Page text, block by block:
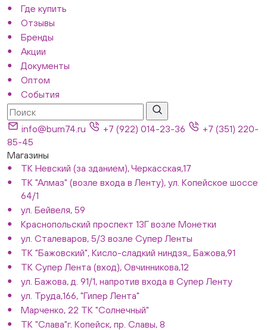
Где купить
Отзывы
Бренды
Акции
Документы
Оптом
События
info@bum74.ru +7 (922) 014-23-36
+7 (351) 220-
85-45
Магазины
ТК Невский (за зданием), Черкасская,17
ТК "Алмаз" (возле входа в Ленту), ул. Копейское шоссе
64/1
ул. Бейвеля, 59
Краснопольский проспект 13Г возле Монетки
ул. Сталеваров, 5/3 возле Супер Ленты
ТК "Бажовский", Кисло-сладкий ниндзя,, Бажова,91
ТК Супер Лента (вход), Овчинникова,12
ул. Бажова, д. 91/1, напротив входа в Супер Ленту
ул. Труда,166, "Гипер Лента"
Марченко, 22 ТК "Солнечный"
ТК "Слава"г. Копейск, пр. Славы, 8